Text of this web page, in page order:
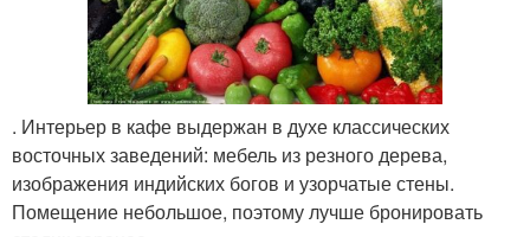
. Интерьер в кафе выдержан в духе классических
восточных заведений: мебель из резного дерева,
изображения индийских богов и узорчатые стены.
Помещение небольшое, поэтому лучше бронировать